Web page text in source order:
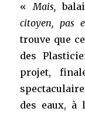
«Mais,
citoyen, pas
trouve que
des
projet,
des eaux, à